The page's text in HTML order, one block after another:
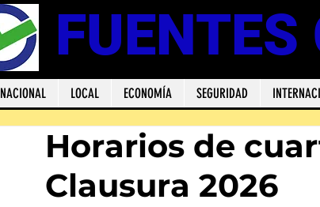
NACIONAL LOCAL ECONOMÍA SEGURIDAD
Horarios de
Clausura 2026